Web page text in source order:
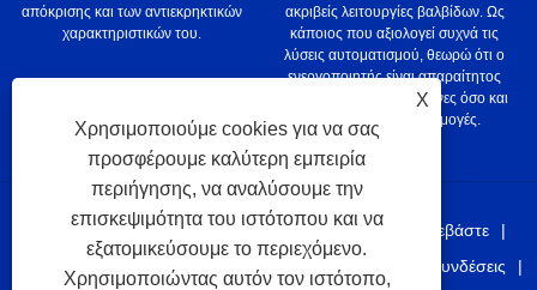
απόκρισης και των αντιεκρηκτικών
χαρακτηριστικών του.
ακριβείς λειτουργίες βαλβίδων. Ως
κάποιος που αξιολογεί συχνά τις
λύσεις αυτοματισμού, θεωρώ ότι ο
ενεργοποιητής είναι απαραίτητος
τόσο για τις τυποποιημένες όσο και
για τις κρίσιμες εφαρμογές.
Σπίτι Σχετικά με εμάς Προϊόντα Νέα
Κατεβάστε
Αποστολή Ερώτησης
Επικοινωνήστε μαζί μας
Συνδέσεις
X
Χρησιμοποιούμε cookies για να σας
προσφέρουμε καλύτερη εμπειρία
περιήγησης, να αναλύσουμε την
επισκεψιμότητα του ιστότοπου και να
εξατομικεύσουμε το περιεχόμενο.
Χρησιμοποιώντας αυτόν τον ιστότοπο,